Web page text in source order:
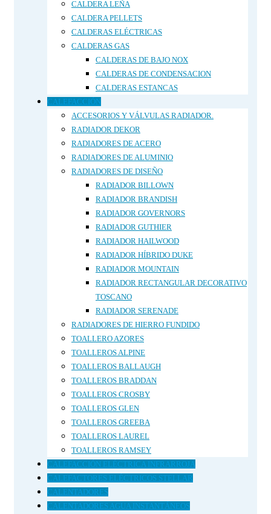
CALDERA LEÑA
CALDERA PELLETS
CALDERAS ELÉCTRICAS
CALDERAS GAS
CALDERAS DE BAJO NOX
CALDERAS DE CONDENSACION
CALDERAS ESTANCAS
CALEFACCIÓN
ACCESORIOS Y VÁLVULAS RADIADOR.
RADIADOR DEKOR
RADIADORES DE ACERO
RADIADORES DE ALUMINIO
RADIADORES DE DISEÑO
RADIADOR BILLOWN
RADIADOR BRANDISH
RADIADOR GOVERNORS
RADIADOR GUTHIER
RADIADOR HAILWOOD
RADIADOR HÍBRIDO DUKE
RADIADOR MOUNTAIN
RADIADOR RECTANGULAR DECORATIVO
TOSCANO
RADIADOR SERENADE
RADIADORES DE HIERRO FUNDIDO
TOALLERO AZORES
TOALLEROS ALPINE
TOALLEROS BALLAUGH
TOALLEROS BRADDAN
TOALLEROS CROSBY
TOALLEROS GLEN
TOALLEROS GREEBA
TOALLEROS LAUREL
TOALLEROS RAMSEY
CALEFACCIÓN ELÉCTRICA INFRARROJA
CALEFACTORES ELÉCTRICOS STELLAR
CALENTADORES
CALENTADORES AGUA INSTANTÁNEOS